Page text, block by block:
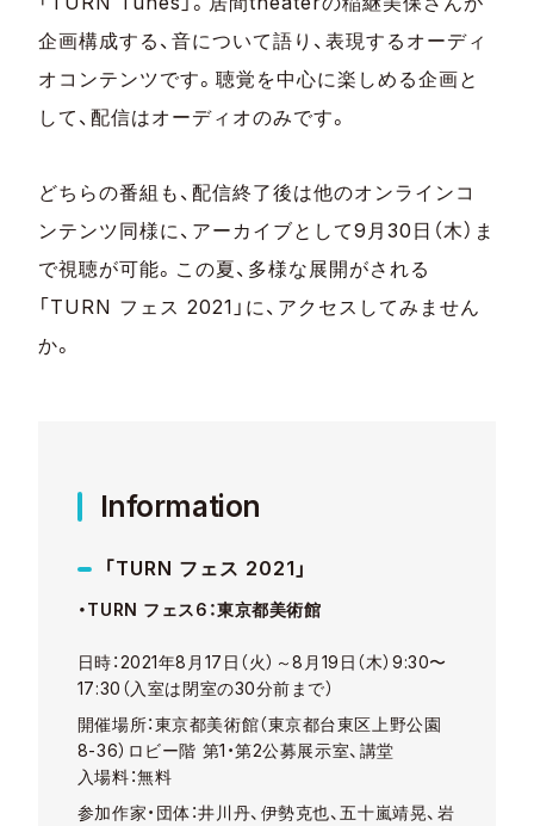
企画構成する、音について語り、表現するオーディ
オコンテンツです。聴覚を中心に楽しめる企画と
して、配信はオーディオのみです。
どちらの番組も、配信終了後は他のオンラインコ
ンテンツ同様に、アーカイブとして9月30日（木）ま
で視聴が可能。この夏、多様な展開がされる
「TURN フェス 2021」に、アクセスしてみません
か。
Information
「TURN フェス 2021」
・TURN フェス6 ：東京都美術館
日時：2021年8 月 17 日（火）～8 月 19 日（木） 9:30〜
17:30 （入室は閉室の30分前まで）
開催場所：東京都美術館（東京都台東区上野公園
8-36）ロビー階 第1 ・第2公募展示室、講堂
入場料：無料
参加作家・団体：井川丹、伊勢克也、五十嵐靖晃、岩